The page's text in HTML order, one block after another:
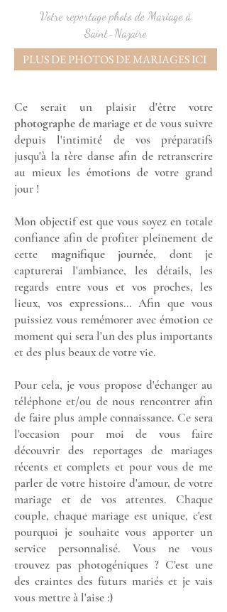
Votre reportage photo de Mariage à
Saint-Nazaire
PLUS DE PHOTOS DE MARIAGES ICI
Ce serait un plaisir d'être votre
photographe de mariage et de vous suivre
depuis l'intimité de vos préparatifs
jusqu'à la 1ère danse afin de retranscrire
au mieux les émotions de votre grand
jour !
Mon objectif est que vous soyez en totale
confiance afin de profiter pleinement de
cette magnifique journée, dont je
capturerai l'ambiance, les détails, les
regards entre vous et vos proches, les
lieux, vos expressions... Afin que vous
puissiez vous remémorer avec émotion ce
moment qui sera l'un des plus importants
et des plus beaux de votre vie.
Pour cela, je vous propose d'échanger au
téléphone et/ou de nous rencontrer afin
de faire plus ample connaissance. Ce sera
l'occasion pour moi de vous faire
découvrir des reportages de mariages
récents et complets et pour vous de me
parler de votre histoire d'amour, de votre
mariage et de vos attentes. Chaque
couple, chaque mariage est unique, c'est
pourquoi je souhaite vous apporter un
service personnalisé. Vous ne vous
trouvez pas photogéniques ? C'est une
des craintes des futurs mariés et je vais
vous mettre à l'aise :)